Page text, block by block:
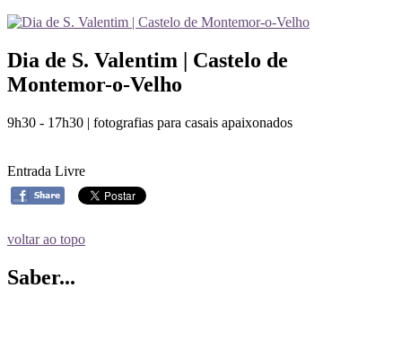
Dia de S. Valentim | Castelo de
Montemor-o-Velho
9h30 - 17h30 | fotografias para casais apaixonados
Entrada Livre
voltar ao topo
Saber...